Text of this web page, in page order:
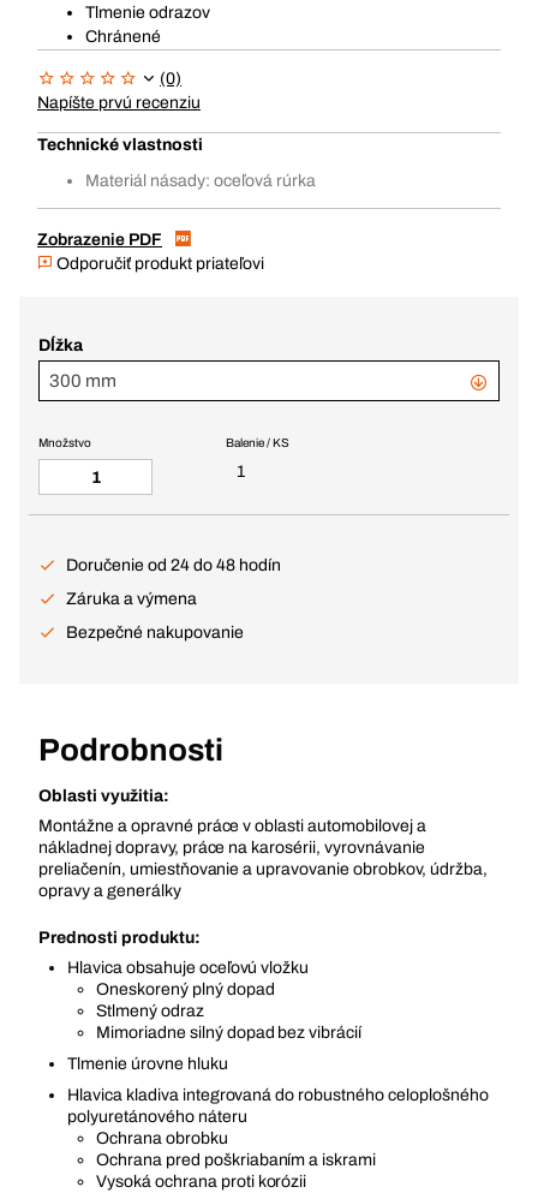
Tlmenie odrazov
Chránené
(0)
Napíšte prvú recenziu
Technické vlastnosti
Materiál násady: oceľová rúrka
Zobrazenie PDF
Odporučiť produkt priateľovi
Dĺžka
300 mm
Balenie / KS
1
Množstvo
Doručenie od 24 do 48 hodín
Záruka a výmena
Bezpečné nakupovanie
Podrobnosti
Oblasti využitia:
Montážne a opravné práce v oblasti automobilovej a
nákladnej dopravy, práce na karosérii, vyrovnávanie
preliačenín, umiestňovanie a upravovanie obrobkov, údržba,
opravy a generálky
Prednosti produktu:
Hlavica obsahuje oceľovú vložku
Oneskorený plný dopad
Stlmený odraz
Mimoriadne silný dopad bez vibrácií
Tlmenie úrovne hluku
Hlavica kladiva integrovaná do robustného celoplošného
polyuretánového náteru
Ochrana obrobku
Ochrana pred poškriabaním a iskrami
Vysoká ochrana proti korózii